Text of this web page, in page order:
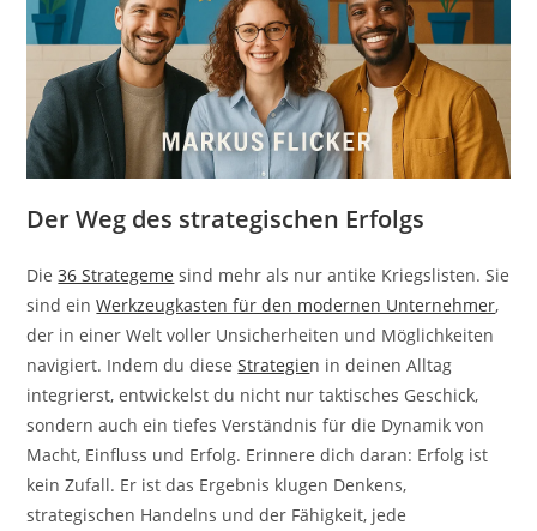
Der Weg des strategischen Erfolgs
Die36 Strategeme sind mehr als nur antike Kriegslisten. Sie
sind einWerkzeugkasten für den modernen Unternehmer,
der in einer Welt voller Unsicherheiten und Möglichkeiten
navigiert. Indem du dieseStrategien in deinen Alltag
integrierst, entwickelst du nicht nur taktisches Geschick,
sondern auch ein tiefes Verständnis für die Dynamik von
Macht, Einfluss und Erfolg. Erinnere dich daran: Erfolg ist
kein Zufall. Er ist das Ergebnis klugen Denkens,
strategischen Handelns und der Fähigkeit, jede